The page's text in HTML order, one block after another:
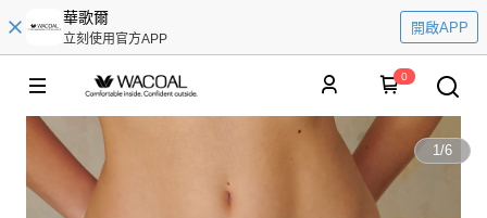
華歌爾
立刻使用官方APP
開啟APP
0
1/6